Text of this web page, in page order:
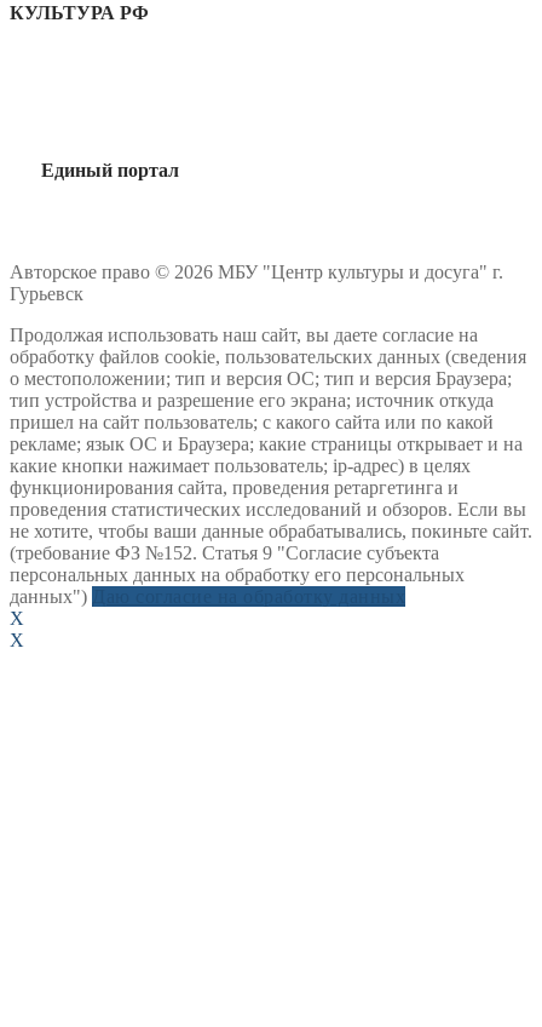
КУЛЬТУРА РФ
Единый портал
Авторское право © 2026 МБУ "Центр культуры и досуга" г.
Гурьевск
Продолжая использовать наш сайт, вы даете согласие на
обработку файлов cookie, пользовательских данных (сведения
о местоположении; тип и версия ОС; тип и версия Браузера;
тип устройства и разрешение его экрана; источник откуда
пришел на сайт пользователь; с какого сайта или по какой
рекламе; язык ОС и Браузера; какие страницы открывает и на
какие кнопки нажимает пользователь; ip-адрес) в целях
функционирования сайта, проведения ретаргетинга и
проведения статистических исследований и обзоров. Если вы
не хотите, чтобы ваши данные обрабатывались, покиньте сайт.
(требование ФЗ №152. Статья 9 "Согласие субъекта
персональных данных на обработку его персональных
данных")
X
X